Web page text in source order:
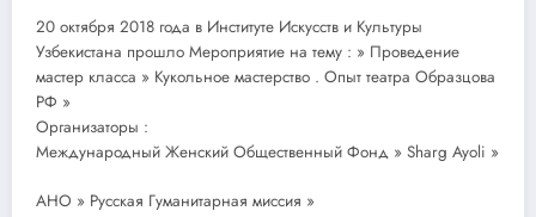
20 октября 2018 года в Институте Искусств и Культуры
Узбекистана прошло Мероприятие на тему : » Проведение
мастер класса » Кукольное мастерство . Опыт театра Образцова
РФ »
Организаторы :
Международный Женский Общественный Фонд » Sharg Ayoli »
АНО » Русская Гуманитарная миссия »